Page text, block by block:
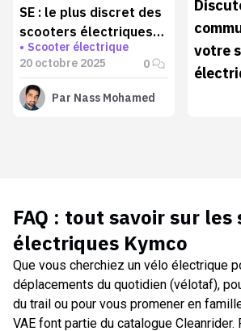
SE : le plus discret des
scooters électriques
équivalent 50 ?
Scooter électrique
20 octobre 2025
0
Par Nass Mohamed
votre
FAQ : tout savoir sur les
électriques Kymco
Que vous cherchiez un vélo électrique
déplacements du quotidien (vélotaf),
du trail ou pour vous promener en
VAE font partie du catalogue Cleanrider.